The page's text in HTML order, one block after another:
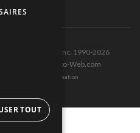
Pole-Position inc. 1990-2026
par Montréal-Photo-Web.com
et Conditions d’utilisation
TOUT